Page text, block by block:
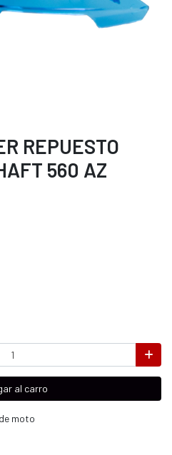
REPUESTO
560 AZ
al carro
moto